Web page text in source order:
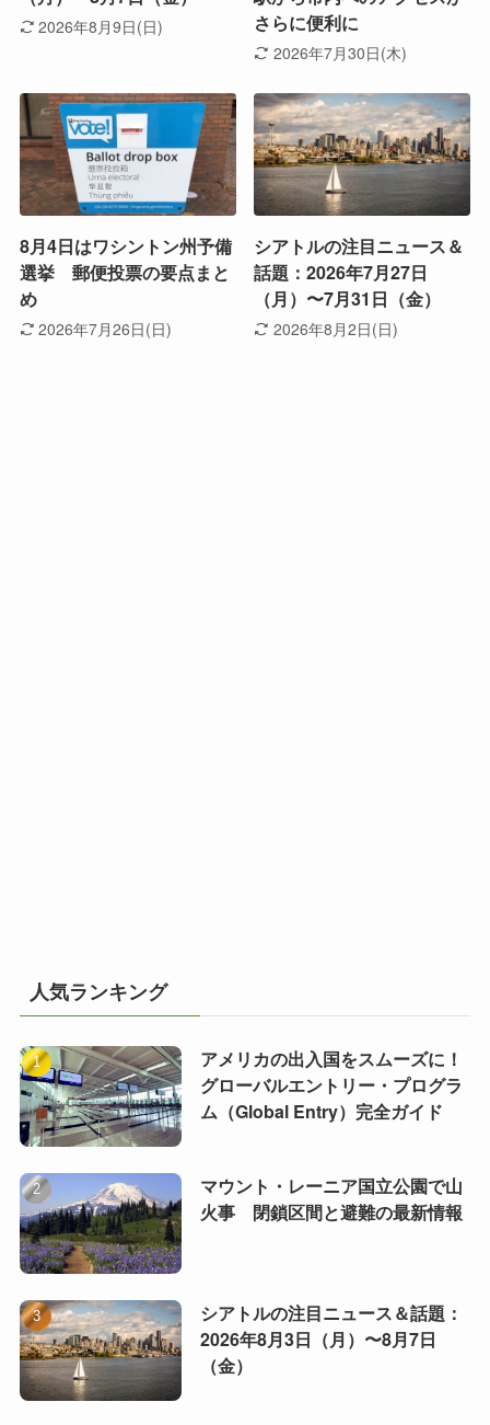
2026年8月9日(日)
さらに便利に
2026年7月30日(木)
8月4日はワシントン州予備
選挙 郵便投票の要点まと
め
2026年7月26日(日)
シアトルの注目ニュース＆
話題：2026年7月27日
（月）〜7月31日（金）
2026年8月2日(日)
人気ランキング
アメリカの出入国をスムーズに！
グローバルエントリー・プログラ
ム（Global Entry）完全ガイド
マウント・レーニア国立公園で山
火事 閉鎖区間と避難の最新情報
シアトルの注目ニュース＆話題：
2026年8月3日（月）〜8月7日
（金）